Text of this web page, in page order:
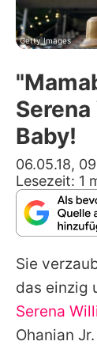
Getty Images
Baby!
06.05.18,
Lesezeit: 1
Sie
das einzig
Serena
Ohanian